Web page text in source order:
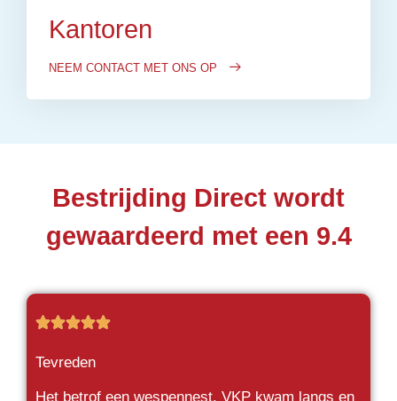
Kantoren
NEEM CONTACT MET ONS OP
Bestrijding Direct wordt
gewaardeerd met een 9.4

Tevreden
Het betrof een wespennest. VKP kwam langs en